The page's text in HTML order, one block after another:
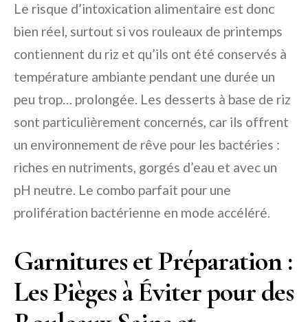
Le risque d’intoxication alimentaire est donc
bien réel, surtout si vos rouleaux de printemps
contiennent du riz et qu’ils ont été conservés à
température ambiante pendant une durée un
peu trop… prolongée. Les desserts à base de riz
sont particulièrement concernés, car ils offrent
un environnement de rêve pour les bactéries :
riches en nutriments, gorgés d’eau et avec un
pH neutre. Le combo parfait pour une
prolifération bactérienne en mode accéléré.
Garnitures et Préparation :
Les Pièges à Éviter pour des